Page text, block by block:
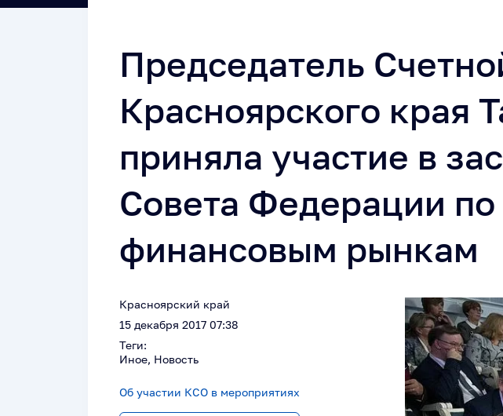
Председатель
Красноярского края
приняла участие в
Совета Федерации
финансовым рынкам
Красноярский край
15 декабря 2017 07:38
Теги:
Иное, Новость
Об участии КСО в мероприятиях